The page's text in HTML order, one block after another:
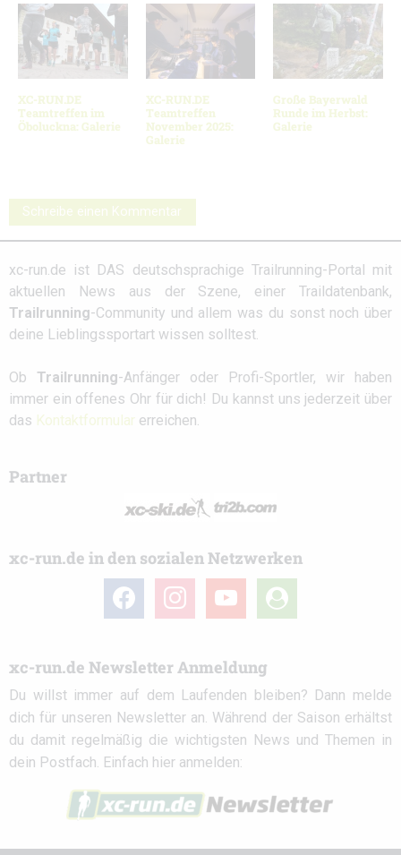
XC-RUN.DE
Teamtreffen im
Öboluckna: Galerie
XC-RUN.DE
Teamtreffen
November 2025:
Galerie
Große Bayerwald
Runde im Herbst:
Galerie
Schreibe einen Kommentar
xc-run.de ist DAS deutschsprachige Trailrunning-Portal mit
aktuellen News aus der Szene, einer Traildatenbank,
Trailrunning-Community und allem was du sonst noch über
deine Lieblingssportart wissen solltest.
Ob Trailrunning-Anfänger oder Profi-Sportler, wir haben
immer ein offenes Ohr für dich! Du kannst uns jederzeit über
das Kontaktformular erreichen.
Partner
xc-run.de in den sozialen Netzwerken
facebook instagramyoutube
user-
circle
xc-run.de Newsletter Anmeldung
Du willst immer auf dem Laufenden bleiben? Dann melde
dich für unseren Newsletter an. Während der Saison erhältst
du damit regelmäßig die wichtigsten News und Themen in
dein Postfach. Einfach hier anmelden: